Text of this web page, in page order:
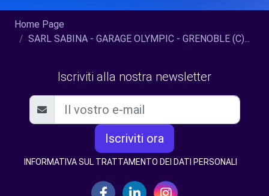
Home Page
SARL SABINA - GARAGE OLYMPIC - GRENOBLE (C)...
Iscriviti alla nostra newsletter
Iscriviti ora
INFORMATIVA SUL TRATTAMENTO DEI DATI PERSONALI